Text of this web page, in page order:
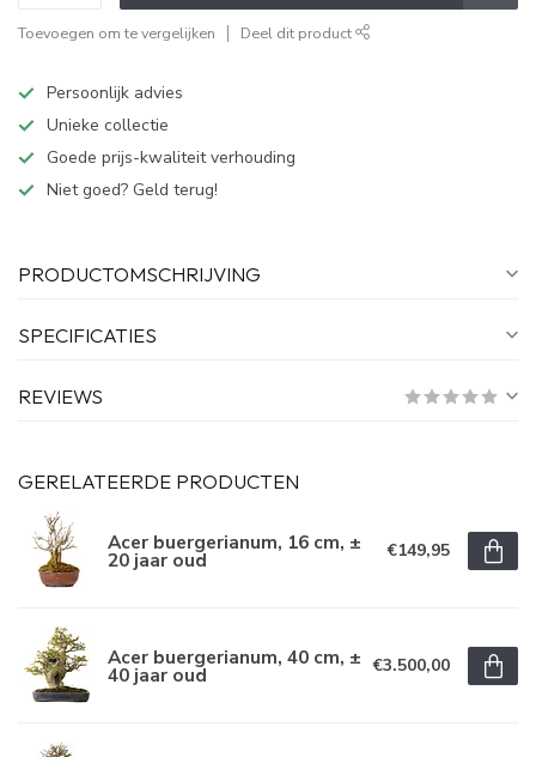
Toevoegen om te vergelijken Deel dit product
Persoonlijk advies
Unieke collectie
Goede prijs-kwaliteit verhouding
Niet goed? Geld terug!
PRODUCTOMSCHRIJVING
SPECIFICATIES
REVIEWS
GERELATEERDE PRODUCTEN
Acer buergerianum, 16 cm, ±
20 jaar oud €149,95
Acer buergerianum, 40 cm, ±
40 jaar oud €3.500,00